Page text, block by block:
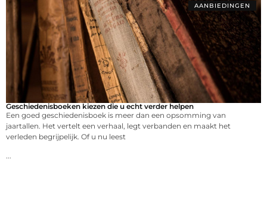
AANBIEDINGEN
Geschiedenisboeken kiezen die u echt verder helpen
Een goed geschiedenisboek is meer dan een opsomming van
jaartallen. Het vertelt een verhaal, legt verbanden en maakt het
verleden begrijpelijk. Of u nu leest
...